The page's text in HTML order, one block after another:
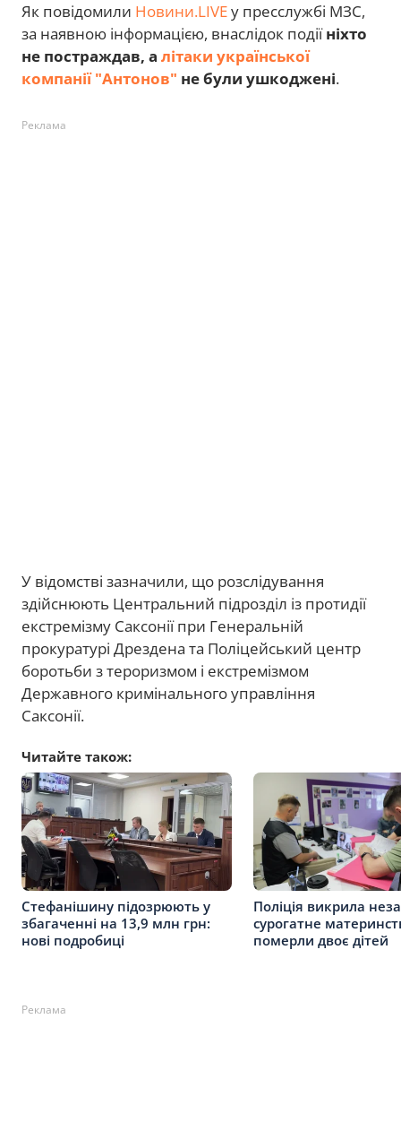
Як повідомили Новини.LIVEу пресслужбі МЗС,
за наявною інформацією, внаслідок подіїніхто
не постраждав, а літаки української
компанії "Антонов" не були ушкоджені.
Реклама
У відомстві зазначили, що розслідування
здійснюють Центральний підрозділ із протидії
екстремізму Саксонії при Генеральній
прокуратурі Дрездена та Поліцейський центр
боротьби з тероризмом і екстремізмом
Державного кримінального управління
Саксонії.
Читайте також:
Стефанішину підозрюють у
збагаченні на 13,9 млн грн:
нові подробиці
Поліція викрила
сурогатне
померли двоє дітей
Реклама